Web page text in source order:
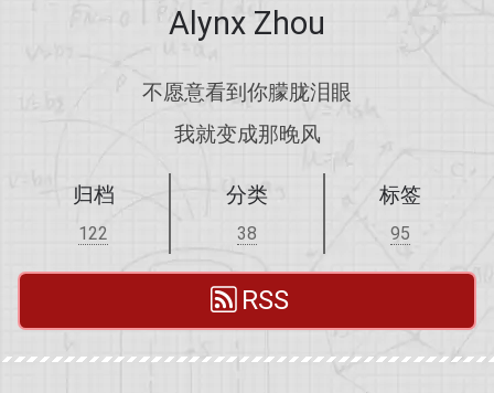
Alynx Zhou
不愿意看到你朦胧泪眼
我就变成那晚风
归档
122
分类
38
标签
95
RSS